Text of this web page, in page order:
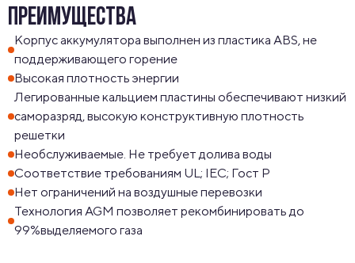
рекомендованой для
использования, как в буферном, так и в циклическом
режимах работы.
Предназначена для применения в переносных и
портативных приборах, а за счет
стабильно высокой однородности внутреннего
сопротивления изделий отлично
подходит для использования в источниках резервного
энергоснабжения и блоках
ПРЕИМУЩЕСТВА
Корпус аккумулятора выполнен из пластика ABS, не
поддерживающего горение
Высокая плотность энергии
Легированные кальцием пластины обеспечивают низкий
саморазряд, высокую конструктивную плотность
решетки
Необслуживаемые. Не требует долива воды
Соответствие требованиям UL; IEC; Гост Р
Нет ограничений на воздушные перевозки
Технология AGM позволяет рекомбинировать до
99%выделяемого газа